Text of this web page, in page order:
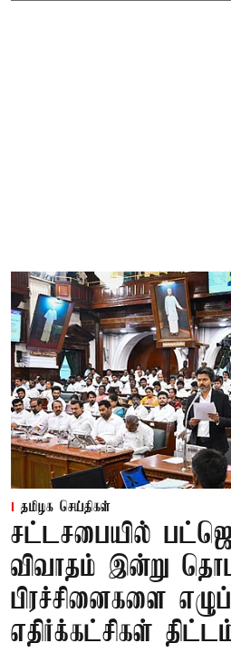
தமிழக செய்திகள்
சட்டசபையில்
விவாதம் இன்று
பிரச்சினைகளை
எதிர்க்கட்சிகள்